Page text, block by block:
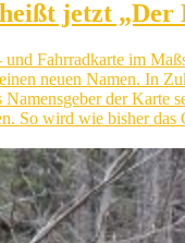
jetzt „Der
und Fahrradkarte im
neuen Namen. In
Namensgeber der Karte
So wird wie bisher